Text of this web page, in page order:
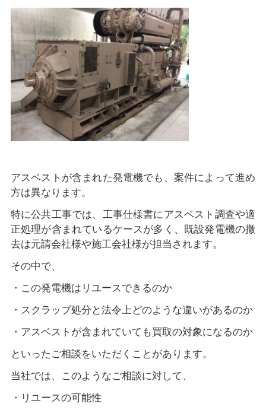
アスベストが含まれた発電機でも、案件によって進め
方は異なります。
特に公共工事では、工事仕様書にアスベスト調査や適
正処理が含まれているケースが多く、既設発電機の撤
去は元請会社様や施工会社様が担当されます。
その中で、
・この発電機はリユースできるのか
・スクラップ処分と法令上どのような違いがあるのか
・アスベストが含まれていても買取の対象になるのか
といったご相談をいただくことがあります。
当社では、このようなご相談に対して、
・リユースの可能性